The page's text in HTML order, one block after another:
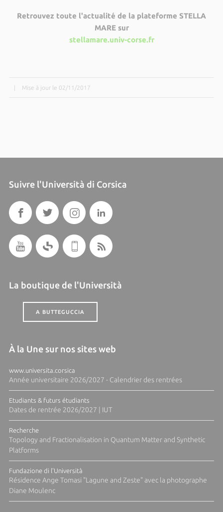
Retrouvez toute l'actualité de la plateforme STELLA
MARE sur
stellamare.univ-corse.fr
Mise à jour le 02/11/2017
Suivre l'Università di Corsica
La boutique de l'Università
A BUTTEGUCCIA
À la Une sur nos sites web
www.universita.corsica
Année universitaire 2026/2027 - Calendrier des rentrées
Etudiants & futurs étudiants
Dates de rentrée 2026/2027 | IUT
Recherche
Topology and Fractionalisation in Quantum Matter and Synthetic
Platforms
Fundazione di l'Università
Résidence Ange Tomasi "Lagune and Zeste" avec la photographe
Diane Moulenc